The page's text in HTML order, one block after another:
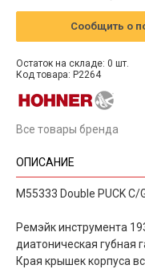
Сообщить о
Остаток на складе: 0 шт.
Код товара: P2264
Все товары бренда
ОПИСАНИЕ
M55333 Double PUCK
Ремэйк инструмента
диатоническая губная
Края крышек корпуса